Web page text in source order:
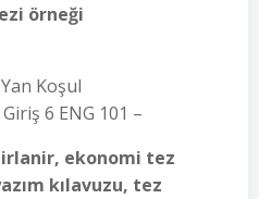
örneği
Koşul
6 ENG 101 –
ekonomi tez
kılavuzu, tez